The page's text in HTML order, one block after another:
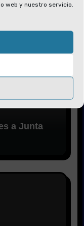
web y nuestro servicio.
las
Electoral
a Junta